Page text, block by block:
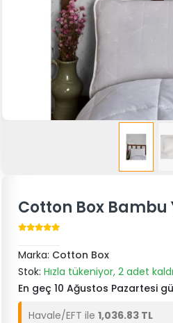
Cotton Box Bambu
Marka: Cotton Box
Stok: Hızla tükeniyor, 2 adet
En geç 10 Ağustos Pazartesi
Havale/EFT ile 1,036.83 TL